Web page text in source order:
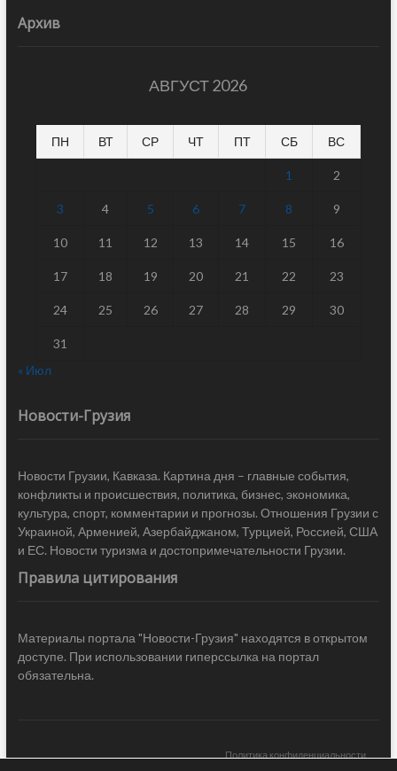
Архив
АВГУСТ 2026
ПН ВТ СР ЧТ ПТ СБ ВС
1 2
3 4 5 6 7 8 9
10 11 12 13 14 15 16
17 18 19 20 21 22 23
24 25 26 27 28 29 30
31
« Июл
Новости-Грузия
Новости Грузии, Кавказа. Картина дня – главные события,
конфликты и происшествия, политика, бизнес, экономика,
культура, спорт, комментарии и прогнозы. Отношения Грузии с
Украиной, Арменией, Азербайджаном, Турцией, Россией, США
и ЕС. Новости туризма и достопримечательности Грузии.
Правила цитирования
Материалы портала "Новости-Грузия" находятся в открытом
доступе. При использовании гиперссылка на портал
обязательна.
Политика конфиденциальности